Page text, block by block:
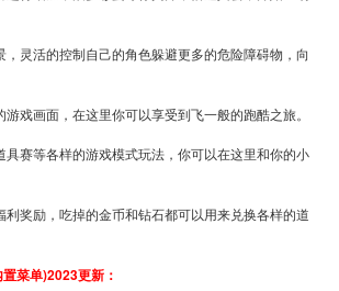
灵活的控制自己的角色躲避更多的危险障碍物，向
戏画面，在这里你可以享受到飞一般的跑酷之旅。
具赛等各样的游戏模式玩法，你可以在这里和你的小
奖励，吃掉的金币和钻石都可以用来兑换各样的道
菜单)2023更新：